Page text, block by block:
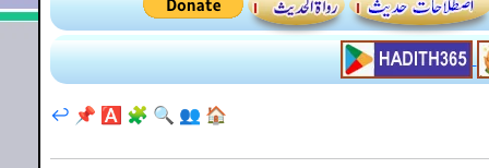
🏠
👥
🔍
🧩
🅰️
📌
↩️